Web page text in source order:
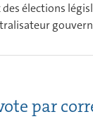
élections
par